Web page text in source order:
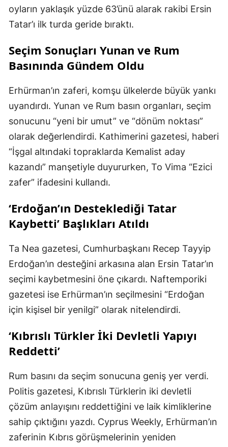
oyların yaklaşık yüzde 63’ünü alarak rakibi Ersin
Tatar’ı ilk turda geride bıraktı.
Seçim Sonuçları Yunan ve Rum
Basınında Gündem Oldu
Erhürman’ın zaferi, komşu ülkelerde büyük yankı
uyandırdı. Yunan ve Rum basın organları, seçim
sonucunu “yeni bir umut” ve “dönüm noktası”
olarak değerlendirdi. Kathimerini gazetesi, haberi
“İşgal altındaki topraklarda Kemalist aday
kazandı” manşetiyle duyururken, To Vima “Ezici
zafer” ifadesini kullandı.
‘Erdoğan’ın Desteklediği Tatar
Kaybetti’ Başlıkları Atıldı
Ta Nea gazetesi, Cumhurbaşkanı Recep Tayyip
Erdoğan’ın desteğini arkasına alan Ersin Tatar’ın
seçimi kaybetmesini öne çıkardı. Naftemporiki
gazetesi ise Erhürman’ın seçilmesini “Erdoğan
için kişisel bir yenilgi” olarak nitelendirdi.
‘Kıbrıslı Türkler İki Devletli Yapıyı
Reddetti’
Rum basını da seçim sonucuna geniş yer verdi.
Politis gazetesi, Kıbrıslı Türklerin iki devletli
çözüm anlayışını reddettiğini ve laik kimliklerine
sahip çıktığını yazdı. Cyprus Weekly, Erhürman’ın
zaferinin Kıbrıs görüşmelerinin yeniden